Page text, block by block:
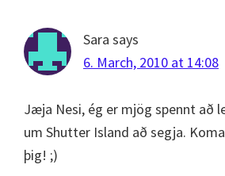
Sara says
6. March, 2010 at 14:08
Jæja Nesi, ég er mjög spennt að
um Shutter Island að segja.
þig! ;)